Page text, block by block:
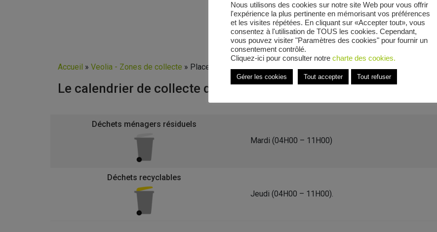
Accueil » Veolia - Zones de collecte » Place Victor Hugo
Le calendrier de collecte de Place Victor Hugo
Déchets ménagers résiduels
Mardi (04H00 – 11H00)
Déchets recyclables
Jeudi (04H00 – 11H00).
Nous utilisons des cookies sur notre site Web pour vous offrir
l'expérience la plus pertinente en mémorisant vos préférences
et les visites répétées. En cliquant sur «Accepter tout», vous
consentez à l'utilisation de TOUS les cookies. Cependant,
vous pouvez visiter "Paramètres des cookies" pour fournir un
consentement contrôlé.
Cliquez-ici pour consulter notre charte des cookies.
Gérer les cookies Tout accepter Tout refuser